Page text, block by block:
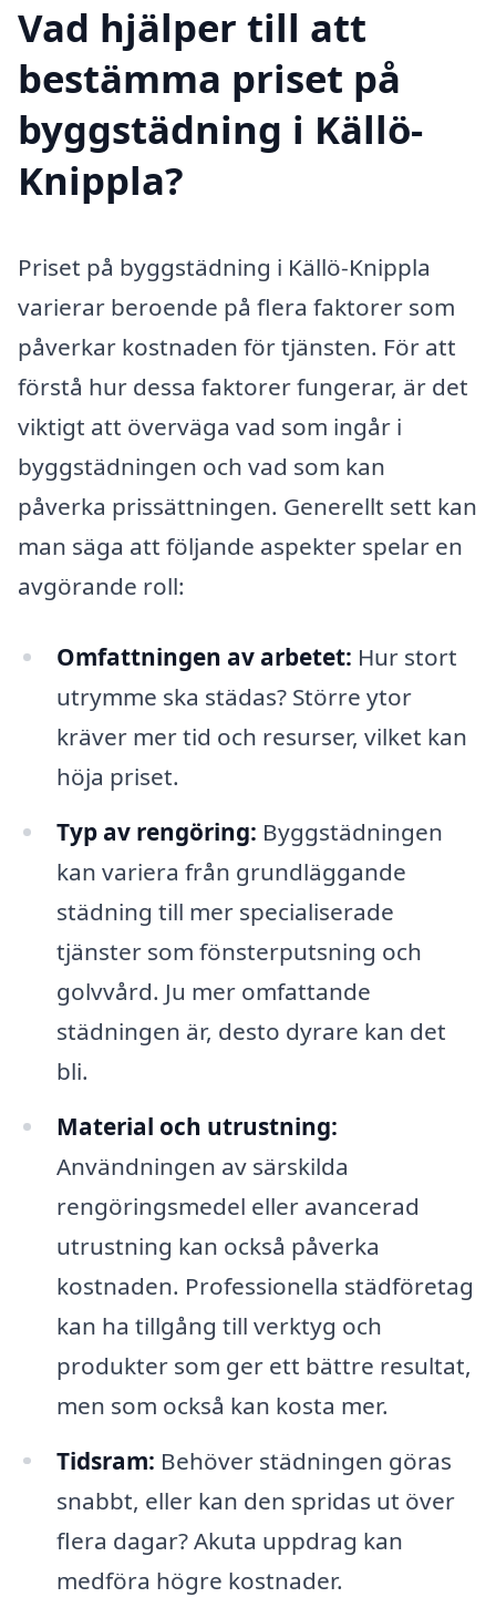
Vad hjälper till att
bestämma priset på
byggstädning i Källö-
Knippla?
Priset på byggstädning i Källö-Knippla
varierar beroende på flera faktorer som
påverkar kostnaden för tjänsten. För att
förstå hur dessa faktorer fungerar, är det
viktigt att överväga vad som ingår i
byggstädningen och vad som kan
påverka prissättningen. Generellt sett kan
man säga att följande aspekter spelar en
avgörande roll:
Omfattningen av arbetet: Hur stort
utrymme ska städas? Större ytor
kräver mer tid och resurser, vilket kan
höja priset.
Typ av rengöring: Byggstädningen
kan variera från grundläggande
städning till mer specialiserade
tjänster som fönsterputsning och
golvvård. Ju mer omfattande
städningen är, desto dyrare kan det
bli.
Material och utrustning:
Användningen av särskilda
rengöringsmedel eller avancerad
utrustning kan också påverka
kostnaden. Professionella städföretag
kan ha tillgång till verktyg och
produkter som ger ett bättre resultat,
men som också kan kosta mer.
Tidsram: Behöver städningen göras
snabbt, eller kan den spridas ut över
flera dagar? Akuta uppdrag kan
medföra högre kostnader.